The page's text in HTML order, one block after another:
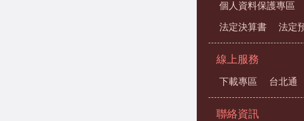
個人資料保護專區
法定決算書 法定
線上服務
下載專區 台北通
聯絡資訊